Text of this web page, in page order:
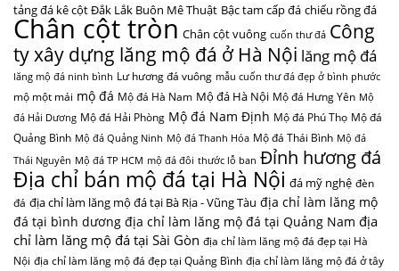
tảng đá kê cột Đắk Lắk Buôn Mê Thuật Bậc tam cấp đá chiếu rồng đá
Chân cột tròn Chân cột vuông cuốn thư đá Công
ty xây dựng lăng mộ đá ở Hà Nội lăng mộ đá
lăng mộ đá ninh bình Lư hương đá vuông mẫu cuốn thư đá đẹp ở bình phước
mộ một mái mộ đá Mộ đá Hà Nam Mộ đá Hà Nội Mộ đá Hưng Yên Mộ
đá Hải Dương Mộ đá Hải Phòng Mộ đá Nam Định Mộ đá Phú Thọ Mộ đá
Quảng Bình Mộ đá Quảng Ninh Mộ đá Thanh Hóa Mộ đá Thái Bình Mộ đá
Thái Nguyên Mộ đá TP HCM mộ đá đôi thước lỗ ban Đỉnh hương đá
Địa chỉ bán mộ đá tại Hà Nội đá mỹ nghệ đèn
đá địa chỉ làm lăng mộ đá tại Bà Rịa - Vũng Tàu địa chỉ làm lăng mộ
đá tại bình dương địa chỉ làm lăng mộ đá tại Quảng Nam địa
chỉ làm lăng mộ đá tại Sài Gòn địa chỉ làm lăng mộ đá đẹp tại Hà
Nội địa chỉ làm lăng mộ đá đẹp tại Quảng Bình địa chỉ làm lăng mộ đá ở tây